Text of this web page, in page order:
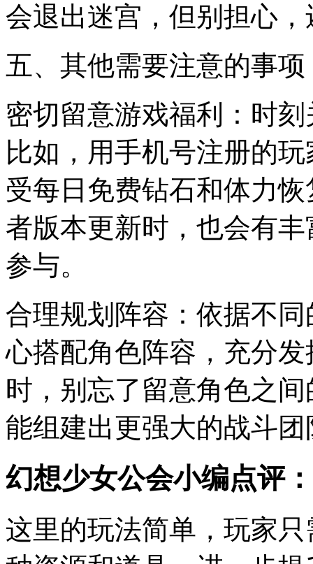
会退出迷宫，但别担心
五、其他需要注意的事项
密切留意游戏福利：时
比如，用手机号注册的
受每日免费钻石和体力
者版本更新时，也会有
参与。
合理规划阵容：依据不
心搭配角色阵容，充分
时，别忘了留意角色之
能组建出更强大的战斗团
幻想少女公会小编点评：
这里的玩法简单，玩家